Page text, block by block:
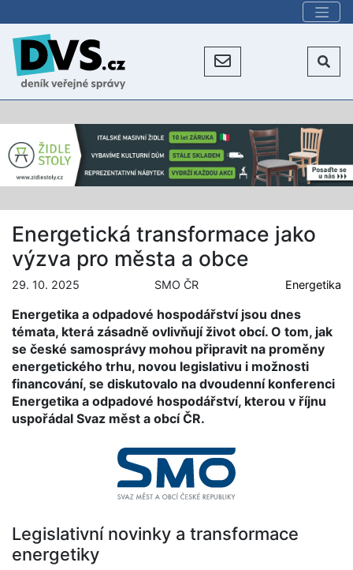
Energetická transformace jako
výzva pro města a obce
29. 10. 2025 SMO ČR Energetika
Energetika a odpadové hospodářství jsou dnes
témata, která zásadně ovlivňují život obcí. O tom, jak
se české samosprávy mohou připravit na proměny
energetického trhu, novou legislativu i možnosti
financování, se diskutovalo na dvoudenní konferenci
Energetika a odpadové hospodářství, kterou v říjnu
uspořádal Svaz měst a obcí ČR.
Legislativní novinky a transformace
energetiky